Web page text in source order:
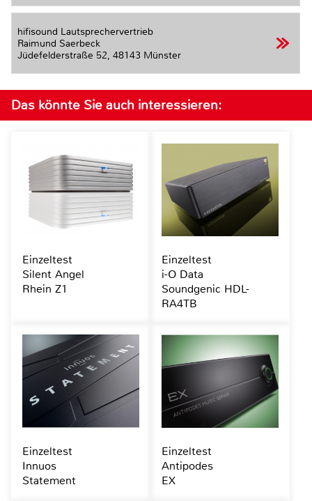
hifisound Lautsprechervertrieb
Raimund Saerbeck
Jüdefelderstraße 52, 48143 Münster
Das könnte Sie auch interessieren:
Einzeltest
Silent Angel
Rhein Z1
Einzeltest
i-O Data
Soundgenic HDL-
RA4TB
Einzeltest
Innuos
Statement
Einzeltest
Antipodes
EX